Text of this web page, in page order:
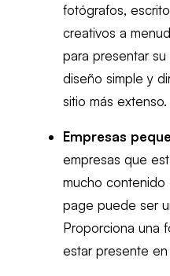
fotógrafos,
creativos a
para presentar
diseño simple y
sitio más extenso.
Empresas
empresas que
mucho contenido
page puede ser
Proporciona una
estar presente